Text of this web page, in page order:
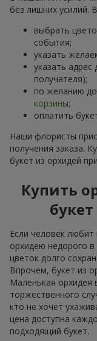
без лишних усилий.
выбрать
события;
указать
указать
получателя);
по желанию
корзины;
оплатить
Наши флористы
получения заказа.
букет из орхидей
Купить
Если человек
орхидею недорого
цветок долго
Впрочем, букет из
Маленькая орхидея
торжественного
кто не хочет
цена доступна
подходящий букет.